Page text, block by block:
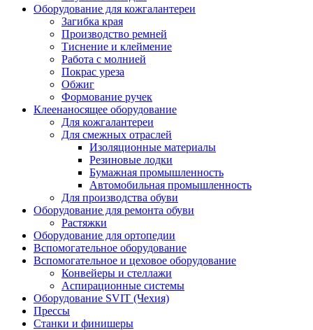
Оборудование для кожгалантереи
Загибка края
Производство ремней
Тиснение и клеймение
Работа с молнией
Покрас уреза
Обжиг
Формование ручек
Клеенаносящее оборудование
Для кожгалантереи
Для смежных отраслей
Изоляционные материалы
Резиновые лодки
Бумажная промышленность
Автомобильная промышленность
Для производства обуви
Оборудование для ремонта обуви
Растяжки
Оборудование для ортопедии
Вспомогательное оборудование
Вспомогательное и цеховое оборудование
Конвейеры и стеллажи
Аспирационные системы
Оборудование SVIT (Чехия)
Прессы
Станки и финишеры